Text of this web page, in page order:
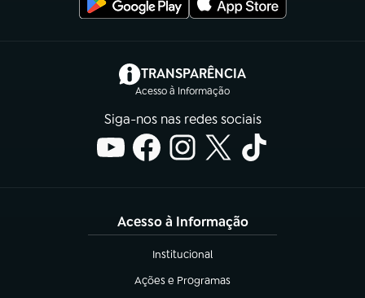
TRANSPARÊNCIA
Acesso à Informação
(abre em nova aba)
Siga-nos nas redes sociais
Acesso à Informação
Institucional
(abre em nova aba)
Ações e Programas
(abre em nova aba)